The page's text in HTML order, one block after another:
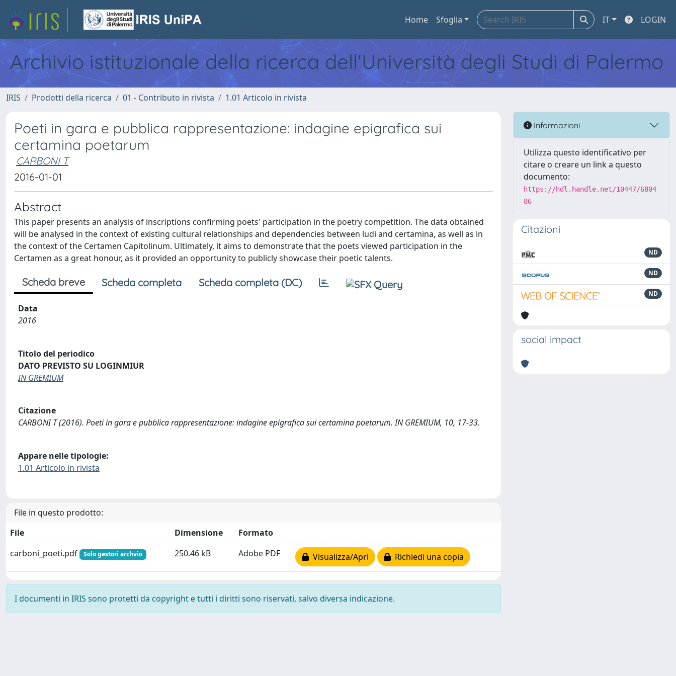
Home Sfoglia IT LOGIN
Archivio istituzionale della ricerca dell'Università degli Studi di Palermo
IRIS Prodotti della ricerca 01 - Contributo in rivista 1.01 Articolo in rivista
Poeti in gara e pubblica rappresentazione: indagine epigrafica sui
certamina poetarum
CARBONI T
2016-01-01
Abstract
This paper presents an analysis of inscriptions confirming poets' participation in the poetry competition. The data obtained
will be analysed in the context of existing cultural relationships and dependencies between ludi and certamina, as well as in
the context of the Certamen Capitolinum. Ultimately, it aims to demonstrate that the poets viewed participation in the
Certamen as a great honour, as it provided an opportunity to publicly showcase their poetic talents.
Scheda breve Scheda completa Scheda completa (DC)
Data
2016
Titolo del periodico
DATO PREVISTO SU LOGINMIUR
IN GREMIUM
Citazione
CARBONI T (2016). Poeti in gara e pubblica rappresentazione: indagine epigrafica sui certamina poetarum. IN GREMIUM, 10, 17-33.
Appare nelle tipologie:
1.01 Articolo in rivista
File in questo prodotto:
File
Dimensione
Formato
carboni_poeti.pdf
Solo gestori archvio 250.46 kB Adobe PDF Visualizza/Apri Richiedi una copia
I documenti in IRIS sono protetti da copyright e tutti i diritti sono riservati, salvo diversa indicazione.
Informazioni
Utilizza questo identificativo per
citare o creare un link a questo
documento:
https://hdl.handle.net/10447/6804
86
Citazioni
ND
ND
ND
social impact